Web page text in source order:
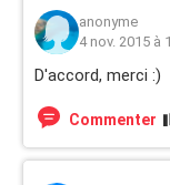
anonyme
4 nov. 2015 à
D'accord, merci :)
Commenter